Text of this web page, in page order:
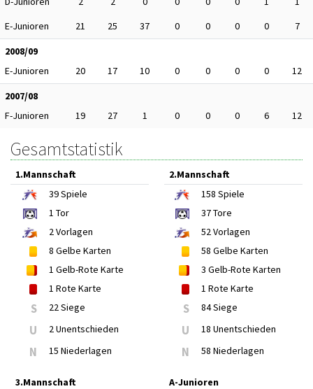
E-Junioren
21 25 37 0 0 0 0
7
2008/09
E-Junioren
20 17 10 0 0 0 0
12
2007/08
F-Junioren
19 27 1 0 0 0 6 12
Gesamtstatistik
1.Mannschaft
39Spiele
1 Tor
2Vorlagen
8 Gelbe Karten
1 Gelb-Rote Karte
1 Rote Karte
S 22 Siege
U 2 Unentschieden
N 15 Niederlagen
2.Mannschaft
158 Spiele
37Tore
52Vorlagen
58 Gelbe Karten
3 Gelb-Rote Karten
1 Rote Karte
S 84 Siege
U 18 Unentschieden
N 58 Niederlagen
3.Mannschaft
A-Junioren